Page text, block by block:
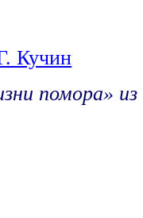
Кучин
помора»